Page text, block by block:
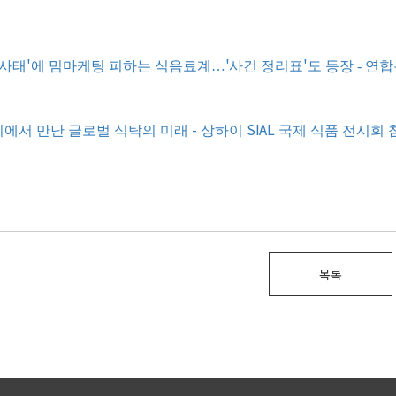
태 '에 밈마케팅 피하는 식음료계 …'사건 정리표' 도 등장 - 연
에서 만난 글로벌 식탁의 미래 - 상하이 SIAL 국제 식품 전시회
목록